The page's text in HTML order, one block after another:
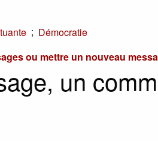
; Démocratie
ou mettre un nouveau
un